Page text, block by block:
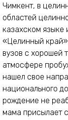
Чимкент, в
областей
казахском языке
«Целинный
вузов с хорошей
атмосфере
нашел свое
национального
рождение не
мама присылает